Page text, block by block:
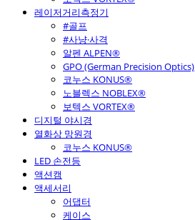
레이저거리측정기
#골프
#사냥·사격
알펜 ALPEN®
GPO (German Precision Optics)
코누스 KONUS®
노블렉스 NOBLEX®
보텍스 VORTEX®
디지털 야시경
열화상 망원경
코누스 KONUS®
LED 손전등
액션캠
액세서리
어댑터
케이스